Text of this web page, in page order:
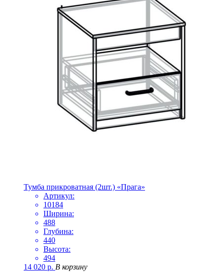
Тумба прикроватная (2шт.) «Прага»
Артикул:
10184
Ширина:
488
Глубина:
440
Высота:
494
14 020 р. В корзину